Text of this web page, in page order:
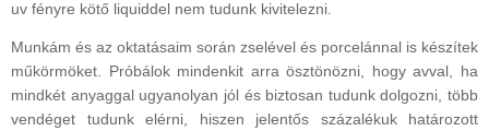
uv fényre kötő liquiddel nem tudunk kivitelezni.
Munkám és az oktatásaim során zselével és porcelánnal is készítek
műkörmöket. Próbálok mindenkit arra ösztönözni, hogy avval, ha
mindkét anyaggal ugyanolyan jól és biztosan tudunk dolgozni, több
vendéget tudunk elérni, hiszen jelentős százalékuk határozott